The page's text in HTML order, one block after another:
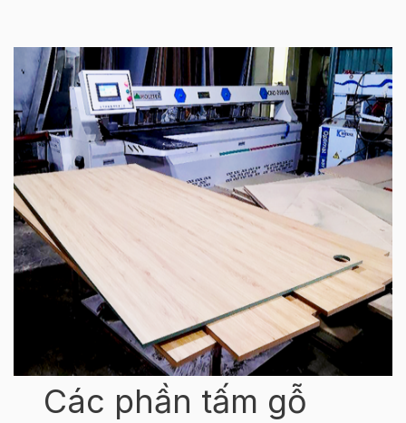
Các phần tấm gỗ